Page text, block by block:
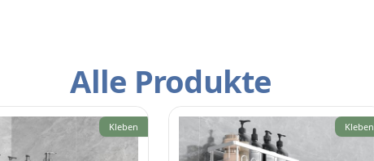
Alle Produkte
Kleben Kleben